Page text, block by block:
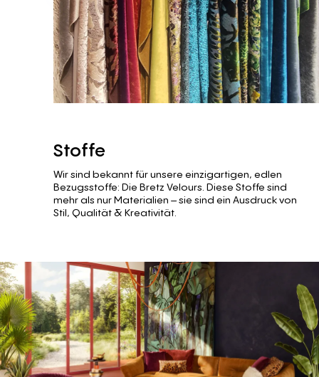
Stoffe
Wir sind bekannt für unsere einzigartigen, edlen
Bezugsstoffe: Die Bretz Velours. Diese Stoffe sind
mehr als nur Materialien – sie sind ein Ausdruck von
Stil, Qualität & Kreativität.